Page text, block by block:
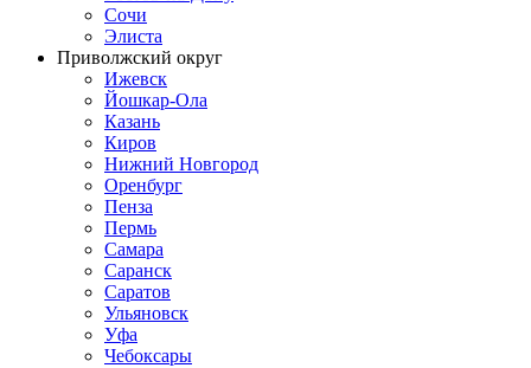
Сочи
Элиста
Приволжский округ
Ижевск
Йошкар-Ола
Казань
Киров
Нижний Новгород
Оренбург
Пенза
Пермь
Самара
Саранск
Саратов
Ульяновск
Уфа
Чебоксары